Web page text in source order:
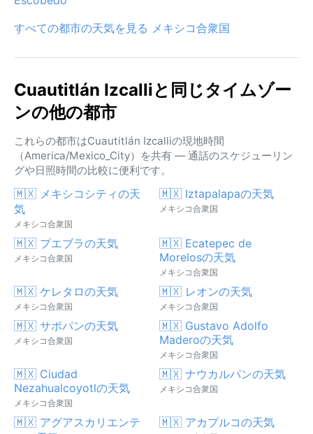
すべての都市の天気を見る メキシコ合衆国
Cuautitlán Izcalliと同じタイムゾー
ンの他の都市
これらの都市はCuautitlán Izcalliの現地時間
（America/Mexico_City）を共有 — 通話のスケジューリン
グや日照時間の比較に便利です。
🇲🇽 メキシコシティの天
気
メキシコ合衆国
🇲🇽 Iztapalapaの天気
メキシコ合衆国
🇲🇽 プエブラの天気
メキシコ合衆国
🇲🇽 Ecatepec de
Morelosの天気
メキシコ合衆国
🇲🇽 ケレタロの天気
メキシコ合衆国
🇲🇽 レオンの天気
メキシコ合衆国
🇲🇽 サポパンの天気
メキシコ合衆国
🇲🇽 Gustavo Adolfo
Maderoの天気
メキシコ合衆国
🇲🇽 Ciudad
Nezahualcoyotlの天気
メキシコ合衆国
🇲🇽 ナウカルパンの天気
メキシコ合衆国
🇲🇽 アグアスカリエンテ
🇲🇽 アカプルコの天気